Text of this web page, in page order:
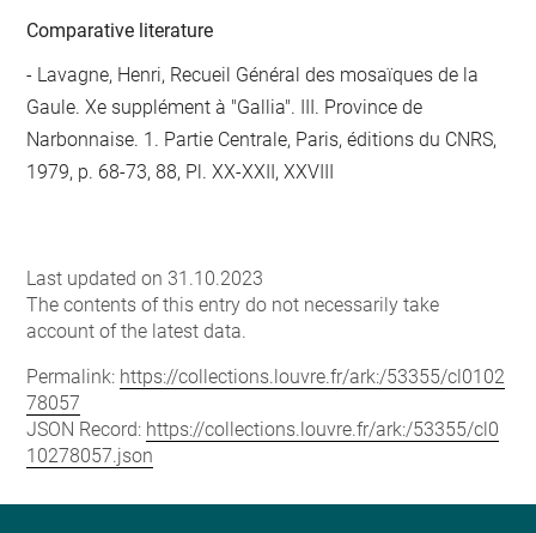
Comparative literature
- Lavagne, Henri, Recueil Général des mosaïques de la
Gaule. Xe supplément à "Gallia". III. Province de
Narbonnaise. 1. Partie Centrale, Paris, éditions du CNRS,
1979, p. 68-73, 88, Pl. XX-XXII, XXVIII
Last updated on 31.10.2023
The contents of this entry do not necessarily take
account of the latest data.
Permalink: https://collections.louvre.fr/ark:/53355/cl0102
78057
JSON Record: https://collections.louvre.fr/ark:/53355/cl0
10278057.json